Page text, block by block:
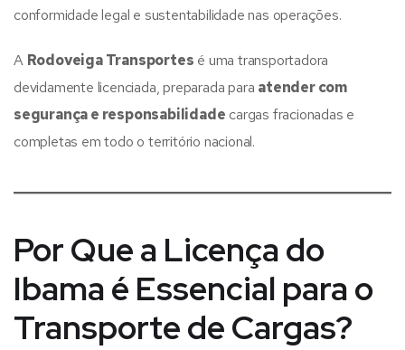
conformidade legal e sustentabilidade nas operações.
A Rodoveiga Transportes é uma transportadora
devidamente licenciada, preparada para atender com
segurança e responsabilidade cargas fracionadas e
completas em todo o território nacional.
Por Que a Licença do
Ibama é Essencial para o
Transporte de Cargas?